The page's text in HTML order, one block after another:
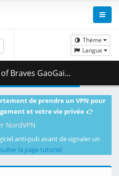
Thème
Langue
Pursuit Command.mkv.002 ( 449.15 MB )
de prendre un VPN pour
et votre vie privée
NordVPN
anti-pub avant de signaler un
la page tutoriel